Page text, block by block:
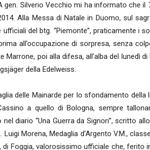
gen. Silverio Vecchio mi ha informato che il
Alla Messa di Natale in Duomo, sul
del btg. “Piemonte”, praticamente i
all’occupazione di sorpresa, senza
poi alla difesa, all’alba del lunedì
della Edelweiss.
delle Mainarde per lo sfondamento della
a quello di Bologna, sempre
diario “Una Guerra da Signori”, scritto
Morena, Medaglia d’Argento V.M.,
di Foggia, valorosissimo ufficiale che, ferito